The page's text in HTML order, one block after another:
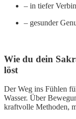
– in tiefer
– gesunder
Wie du dein
löst
Der Weg ins Fühlen
Wasser. Über
kraftvolle Methoden,